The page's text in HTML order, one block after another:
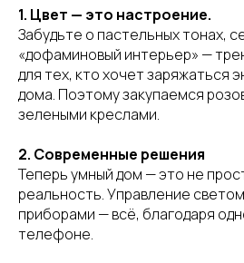
1. Цвет — это настроение.
Забудьте о пастельных тонах,
«дофаминовый интерьер» —
для тех, кто хочет заряжаться
дома. Поэтому закупаемся
зелеными креслами.
2. Современные решения
Теперь умный дом — это не
реальность. Управление
приборами — всё, благодаря
телефоне.